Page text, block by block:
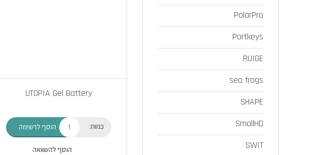
PolarPro
Portkeys
RUIGE
sea frogs
SHAPE
SmallHD
SWIT
UTOPIA Gel Battery
כמות: הוסף לרשימה
הוסף להשוואה